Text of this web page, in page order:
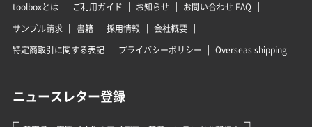
toolboxとは ご利用ガイド お知らせ
お問い合わせ FAQ
サンプル請求
書籍 採用情報
会社概要
特定商取引に関する表記
プライバシーポリシー Overseas shipping